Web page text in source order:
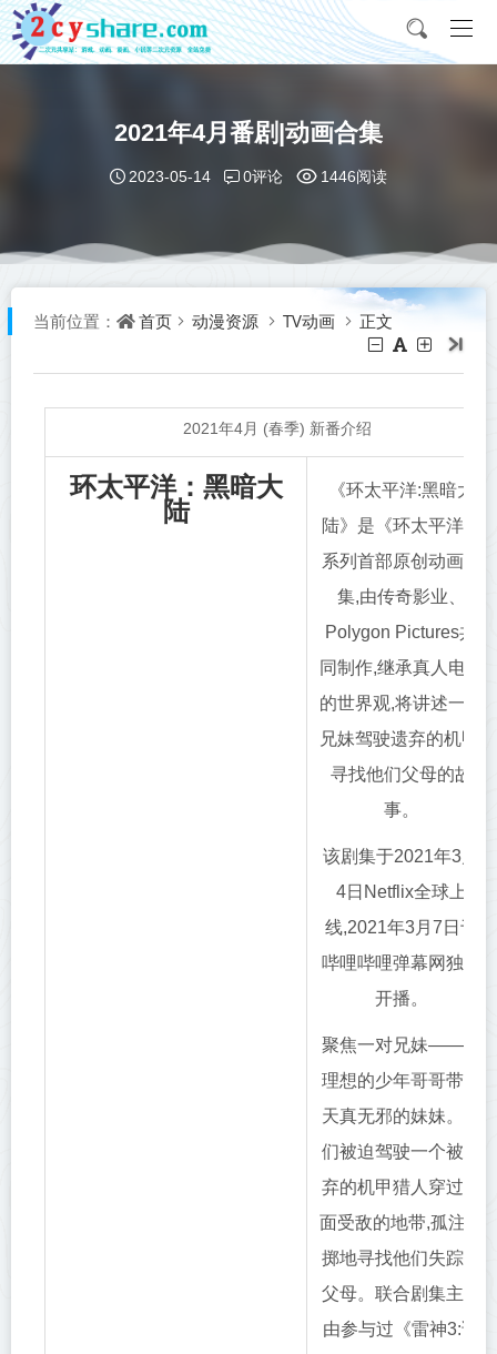
2021年4月番剧|动画合集
2023-05-14 0评论 1446阅读
当前位置： 首页 动漫资源 TV动画 正文
2021年4月 (春季) 新番介绍
环太平洋：黑暗大
陆
《环太平洋:黑暗大
陆》是《环太平洋》
系列首部原创动画剧
集,由传奇影业、
Polygon Pictures共
同制作,继承真人电影
的世界观,将讲述一对
兄妹驾驶遗弃的机甲,
寻找他们父母的故
事。
该剧集于2021年3月
4日Netflix全球上
线,2021年3月7日于
哔哩哔哩弹幕网独家
开播。
聚焦一对兄妹——有
理想的少年哥哥带着
天真无邪的妹妹。他
们被迫驾驶一个被遗
弃的机甲猎人穿过四
面受敌的地带,孤注一
掷地寻找他们失踪的
父母。联合剧集主管
由参与过《雷神3:诸